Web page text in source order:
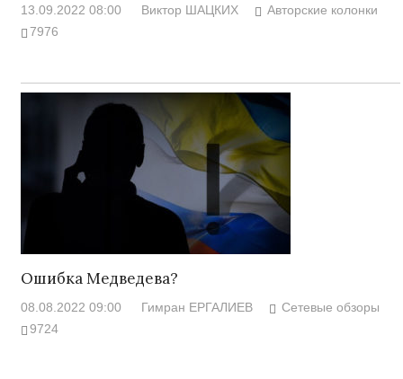
13.09.2022 08:00 Виктор ШАЦКИХ
Авторские колонки
7976
Ошибка Медведева?
08.08.2022 09:00 Гимран ЕРГАЛИЕВ
Сетевые обзоры
9724